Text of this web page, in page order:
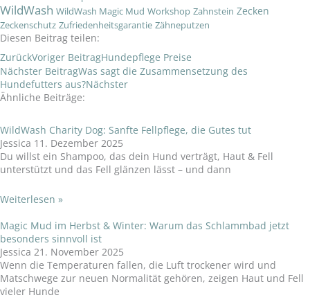
WildWash WildWash Magic Mud Workshop Zahnstein Zecken
Zeckenschutz Zufriedenheitsgarantie Zähneputzen
Diesen Beitrag teilen:
ZurückVoriger BeitragHundepflege Preise
Nächster BeitragWas sagt die Zusammensetzung des
Hundefutters aus?Nächster
Ähnliche Beiträge:
WildWash Charity Dog: Sanfte Fellpflege, die Gutes tut
Jessica 11. Dezember 2025
Du willst ein Shampoo, das dein Hund verträgt, Haut & Fell
unterstützt und das Fell glänzen lässt – und dann
Weiterlesen »
Magic Mud im Herbst & Winter: Warum das Schlammbad jetzt
besonders sinnvoll ist
Jessica 21. November 2025
Wenn die Temperaturen fallen, die Luft trockener wird und
Matschwege zur neuen Normalität gehören, zeigen Haut und Fell
vieler Hunde